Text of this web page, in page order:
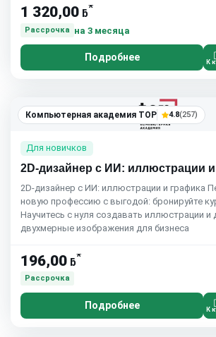
1 320,00 ƃ*
Рассрочка на 3 месяца
Подробнее К
Компьютерная академия TOP 4.8(257)
Для новичков
2D-дизайнер с ИИ: иллюстрации
2D-дизайнер с ИИ: иллюстрации и графика
новую профессию с выгодой: бронируйте
Научитесь с нуля создавать иллюстрации и
двухмерные изображения для бизнеса
196,00 ƃ*
Рассрочка
Подробнее К